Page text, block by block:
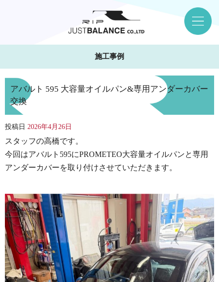
施工事例
アバルト 595 大容量オイルパン&専用アンダーカバー
交換
投稿日 2026年4月26日
スタッフの高橋です。
今回はアバルト595にPROMETEO大容量オイルパンと専用
アンダーカバーを取り付けさせていただきます。